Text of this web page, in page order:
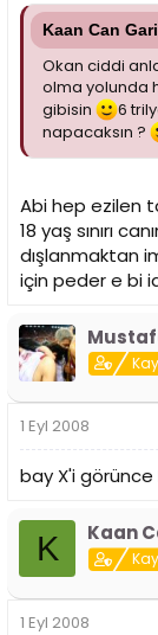
Kaan Can
Okan ciddi
olma yolunda
gibisin
6
napacaksın ?
Abi hep ezilen
18 yaş sınırı
dışlanmaktan
için peder e bi
1 Eyl 2008
bay X'i görünce
K Kaan
1 Eyl 2008